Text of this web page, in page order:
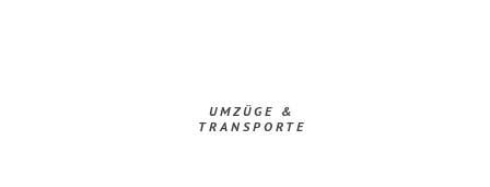
UMZÜGE &
TRANSPORTE